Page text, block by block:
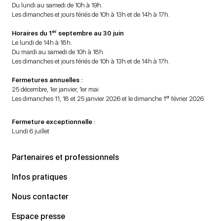
Du lundi au samedi de 10h à 19h.
Les dimanches et jours fériés de 10h à 13h et de 14h à 17h.
Horaires du 1er septembre au 30 juin
Le lundi de 14h à 18h.
Du mardi au samedi de 10h à 18h.
Les dimanches et jours fériés de 10h à 13h et de 14h à 17h.
Fermetures annuelles :
25 décembre, 1er janvier, 1er mai
Les dimanches 11, 18 et 25 janvier 2026 et le dimanche 1er février 2026.
Fermeture exceptionnelle :
Lundi 6 juillet
Partenaires et professionnels
Infos pratiques
Nous contacter
Espace presse